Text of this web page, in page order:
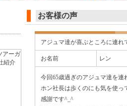
お客様の声
アジュマ達が喜ぶところに連れ
お名前 レン
今回65歳過ぎのアジュマ達を
ホン社長は歩くのにも気を使っ
感謝です^_^